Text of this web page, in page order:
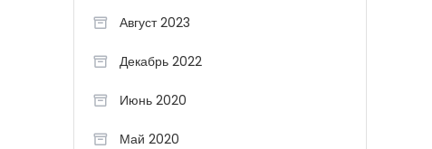
Август 2023
Декабрь 2022
Июнь 2020
Май 2020